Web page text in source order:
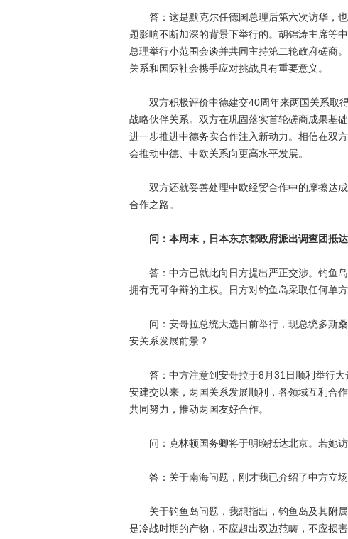
答：这是默克尔任德国总理后第六次访华，也
题影响不断加深的背景下举行的。胡锦涛主席等
总理举行小范围会谈并共同主持第二轮政府磋商
关系和国际社会携手应对挑战具有重要意义。
双方积极评价中德建交40周年来两国关系取得
战略伙伴关系。双方在巩固落实首轮磋商成果基
进一步推进中德务实合作注入新动力。相信在双
会推动中德、中欧关系向更高水平发展。
双方还就妥善处理中欧经贸合作中的摩擦达成
合作之路。
问：本周末，日本东京都政府派出调查团抵
答：中方已就此向日方提出严正交涉。钓鱼岛
拥有无可争辩的主权。日方对钓鱼岛采取任何单
问：安哥拉总统大选日前举行，现总统多斯桑
安关系发展前景？
答：中方注意到安哥拉于8月31日顺利举行大
安建交以来，两国关系发展顺利，各领域互利合
共同努力，推动两国友好合作。
问：克林顿国务卿将于明晚抵达北京。若她访
答：关于南海问题，刚才我已介绍了中方立场
关于钓鱼岛问题，我想指出，钓鱼岛及其附属
是冷战时期的产物，不应超出双边范畴，不应损